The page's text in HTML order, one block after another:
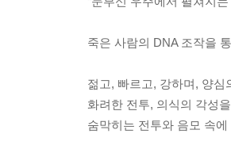
할 수 있는 일이 얼마나 적
--- p.424
죽은 사람의 DNA 조작을
젊고, 빠르고, 강하며, 양
화려한 전투, 의식의 각성
숨막히는 전투와 음모 속